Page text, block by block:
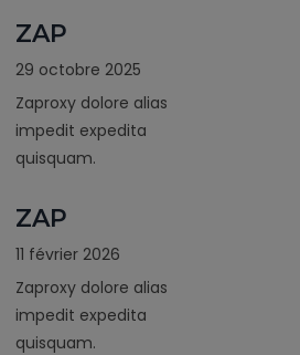
ZAP
29 octobre 2025
Zaproxy dolore alias
impedit expedita
quisquam.
ZAP
11 février 2026
Zaproxy dolore alias
impedit expedita
quisquam.